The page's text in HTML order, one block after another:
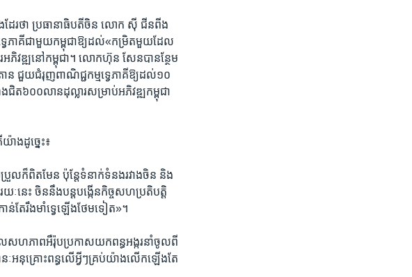
ែរ​ថា​ ​ប្រធានាធិបតី​ចិន​ ​លោក​ ស៊ី ជីនពីង
េភាគី​ជា​មួយ​កម្ពុជា​ឱ្យ​ដល់«កម្រិតមួយ​ដែល​
វឌ្ឍ​នៅ​កម្ពុជា។​ ​លោក​ហ៊ុន សែន​បាន​ន្ថែម​
ជួយ​ជំរុញ​ពាណិជ្ជ​កម្ម​ទ្វេភាគី​ឱ្យ​ដល់​១០​
៦០០​លាន​ដុល្លារ​សម្រាប់​អភិវឌ្ឍ​កម្ពុជា​
ង​ដូច្នេះ៖​
ែប្រួល​ក៏​ពិត​មែន​ ​ប៉ុន្តែ​ទំនាក់​ទំនង​រវាង​ចិន​ ​និង​
ៈ​នេះ ​ចិន​នឹង​បន្ត​បង្កើន​កិច្ច​សហ​ប្រតិបត្តិ
តែ​រឹងមាំ​ទ្វេ​ឡើង​ថែម​ទៀត»។​
ល​សហ​ភាព​អឺរ៉ុបប្រកាស​យក​ពន្ធ​អង្ករ​នាំចូលពី
ៈ​អនុគ្រោះ​ពន្ធ​លើ​អ្វីៗ​គ្រប់យ៉ាងលើក​ឡើង​តែ​